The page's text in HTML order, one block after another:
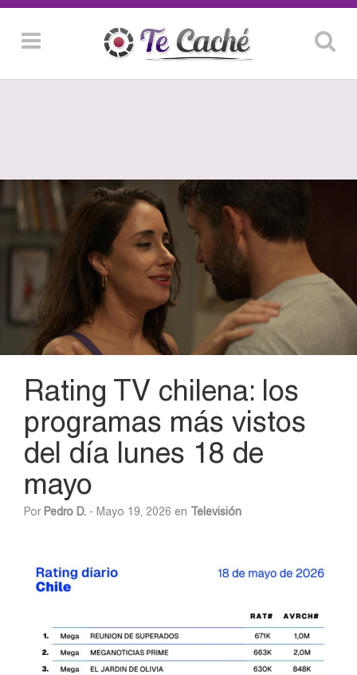
Rating TV chilena: los
programas más vistos
del día lunes 18 de
mayo
Por Pedro D. - Mayo 19, 2026 en Televisión